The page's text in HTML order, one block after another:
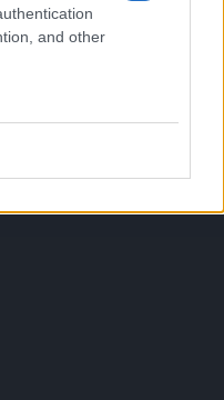
and other